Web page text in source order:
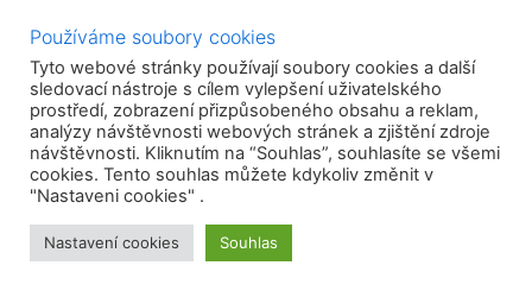
Používáme soubory cookies
Tyto webové stránky používají soubory cookies a další
sledovací nástroje s cílem vylepšení uživatelského
prostředí, zobrazení přizpůsobeného obsahu a reklam,
analýzy návštěvnosti webových stránek a zjištění zdroje
návštěvnosti. Kliknutím na “Souhlas”, souhlasíte se všemi
cookies. Tento souhlas můžete kdykoliv změnit v
"Nastaveni cookies" .
Nastavení cookies Souhlas